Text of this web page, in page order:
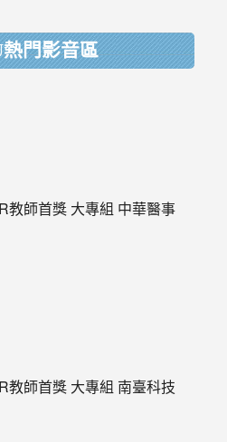
門影音區
教師首獎 大專組 中華醫事
教師首獎 大專組 南臺科技